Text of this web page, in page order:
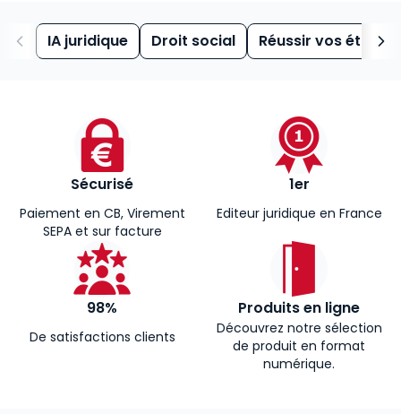
IA juridique Droit social Réussir vos études
Sécurisé
Paiement en CB, Virement
SEPA et sur facture
1er
Editeur juridique en France
98%
De satisfactions clients
Produits en ligne
Découvrez notre sélection
de produit en format
numérique.